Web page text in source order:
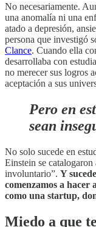
No necesariamente.
una anomalía ni una
atado a depresión,
persona que investigó
Clance. Cuando ella
desarrollaba con
no merecer sus logros
aceptación a sus
Pero en
sean
No solo sucede en
Einstein se
involuntario”. Y
comenzamos a hacer
como una startup,
Miedo a que